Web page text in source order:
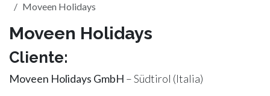
Moveen Holidays
Moveen Holidays
Cliente:
Moveen Holidays GmbH – Südtirol (Italia)